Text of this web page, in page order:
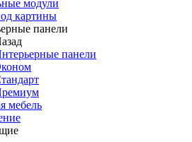
модули
картины
панели
панели
мебель